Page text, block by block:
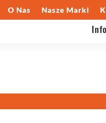
O Nas Nasze Marki